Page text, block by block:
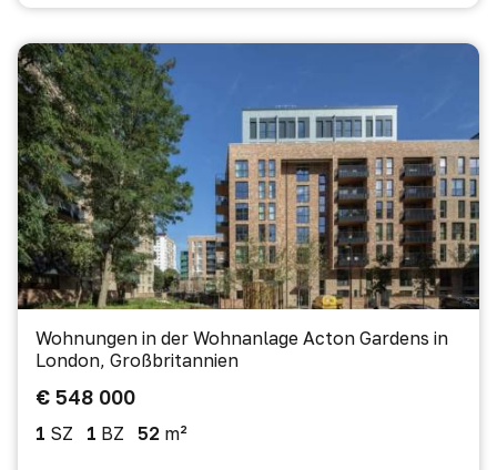
Wohnungen in der Wohnanlage Acton Gardens in
London, Großbritannien
€ 548 000
1 SZ 1 BZ 52 m²